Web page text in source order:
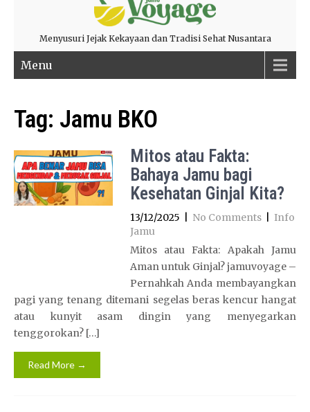
Menyusuri Jejak Kekayaan dan Tradisi Sehat Nusantara
Menu
Tag: Jamu BKO
Mitos atau Fakta:
Bahaya Jamu bagi
Kesehatan Ginjal Kita?
13/12/2025 No Comments
Info
Jamu
Mitos atau Fakta: Apakah Jamu
Aman untuk Ginjal? jamuvoyage –
Pernahkah Anda membayangkan
pagi yang tenang ditemani segelas beras kencur hangat
atau kunyit asam dingin yang menyegarkan
tenggorokan? […]
Read More →